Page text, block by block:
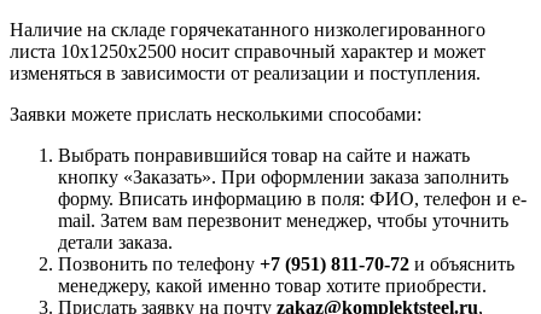
Наличие на складе горячекатанного низколегированного
листа 10x1250x2500 носит справочный характер и может
изменяться в зависимости от реализации и поступления.
Заявки можете прислать несколькими способами:
Выбрать понравившийся товар на сайте и нажать
кнопку «Заказать». При оформлении заказа заполнить
форму. Вписать информацию в поля: ФИО, телефон и e-
mail. Затем вам перезвонит менеджер, чтобы уточнить
детали заказа.
Позвонить по телефону +7 (951) 811-70-72 и объяснить
менеджеру, какой именно товар хотите приобрести.
Прислать заявку на почту zakaz@komplektsteel.ru,